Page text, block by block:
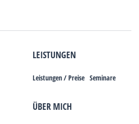
LEISTUNGEN
Leistungen / Preise Seminare
ÜBER MICH